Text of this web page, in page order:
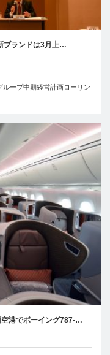
ブランドは3月上…
ープ中期経営計画ローリン
空港でボーイング787-…